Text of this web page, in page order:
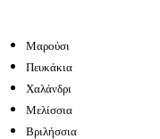
Μαρούσι
Πευκάκια
Χαλάνδρι
Μελίσσια
Βριλήσσια